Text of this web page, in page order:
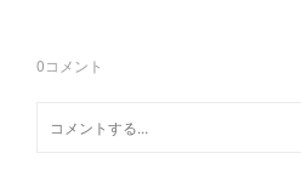
0コメント